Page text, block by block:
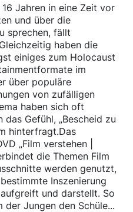
Jahren in eine Zeit vor
und über die
sprechen, fällt
haben die
einiges zum Holocaust
im
über populäre
von zufälligen
haben sich oft
Gefühl, „Bescheid zu
hinterfragt.Das
„Film verstehen |
die Themen Film
werden genutzt,
Inszenierung
und darstellt. So
Jungen den Schüle...